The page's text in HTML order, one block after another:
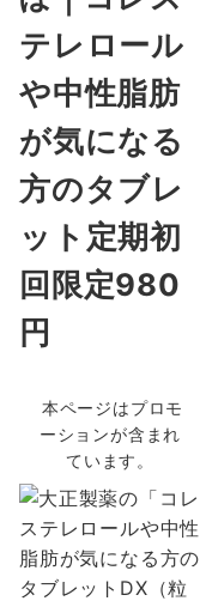
テレロール
や中性脂肪
が気になる
方のタブレ
ット定期初
回限定980
円
本ページはプロモ
ーションが含まれ
ています。